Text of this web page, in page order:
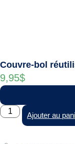
Couvre-bol
9,95$
Ajouter au